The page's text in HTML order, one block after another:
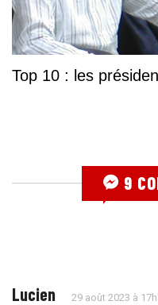
Top 10 : les
9
Lucien 29 août 2023 à